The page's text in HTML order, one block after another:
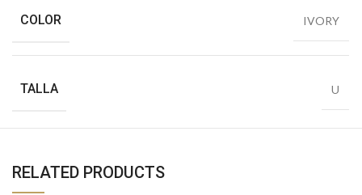
COLOR IVORY
TALLA U
RELATED PRODUCTS